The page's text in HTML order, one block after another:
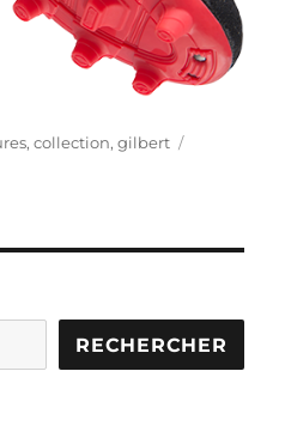
,collection,gilbert
RECHERCHER